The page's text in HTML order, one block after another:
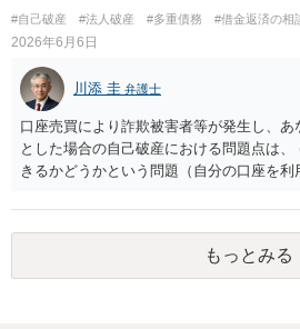
#自己破産 #法人破産 #多重債務 #借金返済の相
2026年6月6日
川添 圭 弁護士
口座売買により詐欺被害者等が発生し、あ
とした場合の自己破産における問題点は
きるかどうかという問題（自分の口座を
ち詐欺被害金の占める割合が大きい場合
に振り分けられる可能性があるのではな
が判明して破産・免責となっても口座売買
が非免責債権に該当するのではないかと
もっとみる